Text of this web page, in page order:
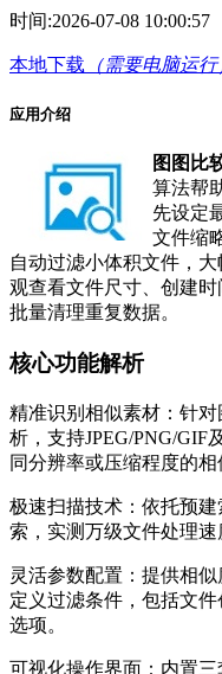
时间:2026-07-08 10:00:57
本地下载 （需要电脑运行
应用介绍
图图比
算法帮
先设定
文件缩
自动过滤小体积文件，
观查看文件尺寸、创建
批量清理重复数据。
核心功能解析
精准识别相似素材：针
析，支持JPEG/PNG/GIF
同分辨率或压缩程度的相
极速扫描技术：依托预
索，实测万级文件处理速
灵活参数配置：提供相
定义过滤条件，包括文
选项。
可视化操作界面：内置